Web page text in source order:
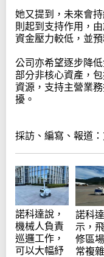
她又提到，未來會
則起到支持作用，
資金壓力較低，並
公司亦希望逐步降
部分非核心資產，
資源，支持主營業
擾。
採訪、編寫、報道
諾科達說，
機械人負責
巡邏工作，
可以大幅紓
諾科
示，
修區
常複